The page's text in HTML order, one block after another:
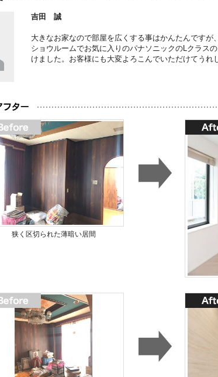
吉田 誠
大きなお家なので部屋を広くする事はかんたんですが
ショウルームでお気に入りのパナソニックのLクラス
けました。お客様にも大変よろこんでいただけてうれ
狭く区切られた薄暗い居間